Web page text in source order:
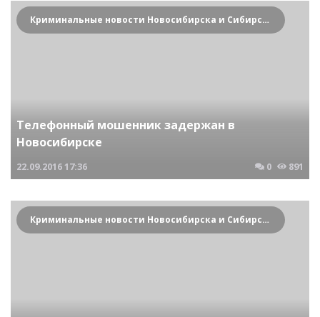
Криминальные новости Новосибирска и Сибирского региона
Телефонный мошенник задержан в
Новосибирске
22.09.201617:36 0 891
Криминальные новости Новосибирска и Сибирского региона